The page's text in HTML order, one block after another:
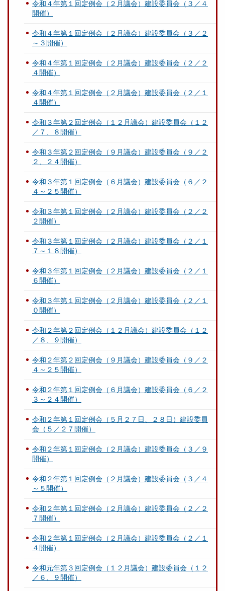
令和４年第１回定例会（２月議会）建設委員会（３／４
開催）
令和４年第１回定例会（２月議会）建設委員会（３／２
～３開催）
令和４年第１回定例会（２月議会）建設委員会（２／２
４開催）
令和４年第１回定例会（２月議会）建設委員会（２／１
４開催）
令和３年第２回定例会（１２月議会）建設委員会（１２
／７、８開催）
令和３年第２回定例会（９月議会）建設委員会（９／２
２、２４開催）
令和３年第１回定例会（６月議会）建設委員会（６／２
４～２５開催）
令和３年第１回定例会（２月議会）建設委員会（２／２
２開催）
令和３年第１回定例会（２月議会）建設委員会（２／１
７～１８開催）
令和３年第１回定例会（２月議会）建設委員会（２／１
６開催）
令和３年第１回定例会（２月議会）建設委員会（２／１
０開催）
令和２年第２回定例会（１２月議会）建設委員会（１２
／８、９開催）
令和２年第２回定例会（９月議会）建設委員会（９／２
４～２５開催）
令和２年第１回定例会（６月議会）建設委員会（６／２
３～２４開催）
令和２年第１回定例会（５月２７日、２８日）建設委員
会（５／２７開催）
令和２年第１回定例会（２月議会）建設委員会（３／９
開催）
令和２年第１回定例会（２月議会）建設委員会（３／４
～５開催）
令和２年第１回定例会（２月議会）建設委員会（２／２
７開催）
令和２年第１回定例会（２月議会）建設委員会（２／１
４開催）
令和元年第３回定例会（１２月議会）建設委員会（１２
／６、９開催）